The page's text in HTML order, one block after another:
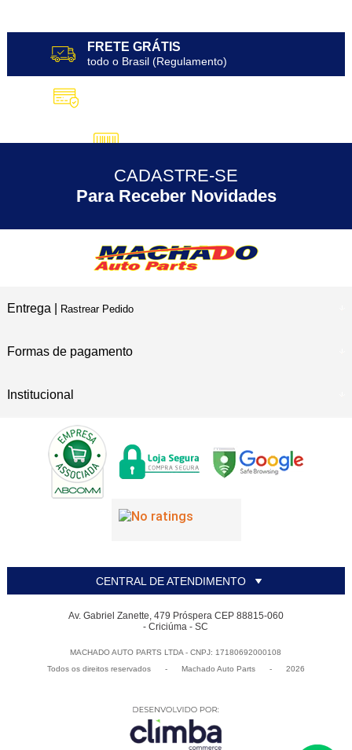
FRETE GRÁTIS
todo o Brasil (Regulamento)
5% DESCONTO no Pix
30 ANOS de Experiência
CADASTRE-SE
Para Receber Novidades
Entrega | Rastrear Pedido
Formas de pagamento
Institucional
CENTRAL DE ATENDIMENTO
Av. Gabriel Zanette, 479 Próspera CEP 88815-060
- Criciúma - SC
MACHADO AUTO PARTS LTDA - CNPJ: 17180692000108
Todos os direitos reservados
- Machado Auto Parts - 2026